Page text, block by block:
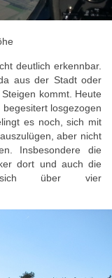
deutlich erkennbar.
aus der Stadt oder
kommt. Heute
losgezogen
es noch, sich mit
aber nicht
Insbesondere die
dort und auch die
sich über vier